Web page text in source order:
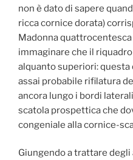
non è dato di sapere
ricca cornice dorata)
Madonna quattrocentesca
immaginare che il
alquanto superiori:
assai probabile rifilatura
ancora lungo i bordi
scatola prospettica che
congeniale alla cornice-
Giungendo a trattare